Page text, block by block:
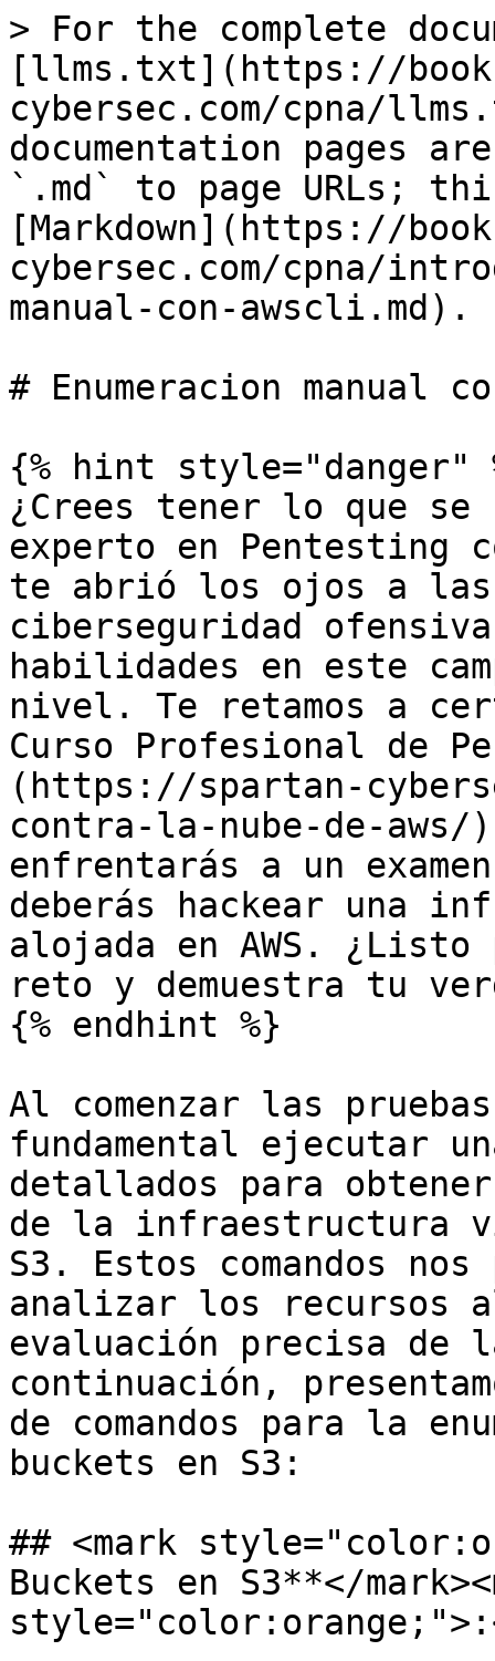
> For the complete
[llms.txt](https://
cybersec.com/cpna/
documentation pages
`.md` to page URLs;
[Markdown](https://
cybersec.com/cpna/
manual-con-awscli.md).
# Enumeracion manual
{% hint style="danger"
¿Crees tener lo que
experto en Pentesting
te abrió los ojos a
ciberseguridad
habilidades en este
nivel. Te retamos a
Curso Profesional de
(https://spartan-
contra-la-nube-de-
enfrentarás a un
deberás hackear una
alojada en AWS.
reto y demuestra tu
{% endhint %}
Al comenzar las
fundamental ejecutar
detallados para
de la infraestructura
S3. Estos comandos
analizar los recursos
evaluación precisa de
continuación,
de comandos para la
buckets en S3:
## <mark
Buckets en S3**</